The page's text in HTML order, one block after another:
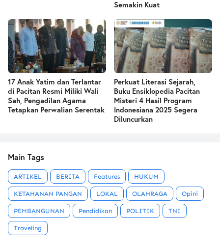
Semakin Kuat
17 Anak Yatim dan Terlantar
di Pacitan Resmi Miliki Wali
Sah, Pengadilan Agama
Tetapkan Perwalian Serentak
Perkuat Literasi Sejarah,
Buku Ensiklopedia Pacitan
Misteri 4 Hasil Program
Indonesiana 2025 Segera
Diluncurkan
Main Tags
ARTIKEL BERITA Features HUKUM
KETAHANAN PANGAN LOKAL OLAHRAGA Opini
PEMBANGUNAN Pendidikan POLITIK TNI
Traveling